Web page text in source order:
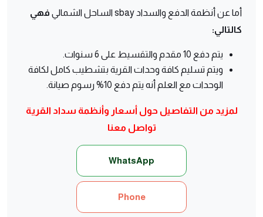
أما عن أنظمة الدفع والسداد sbay الساحل الشمالي
فهي
كالتالي:
يتم دفع 10 مقدم والتقسيط على 6 سنوات.
ويتم تسليم كافة وحدات القرية بتشطيب كامل لكافة
الوحدات مع العلم أنه يتم دفع 10% رسوم صيانة.
لمزيد من التفاصيل حول أسعار وأنظمة سداد القرية
تواصل معنا
WhatsApp
Phone